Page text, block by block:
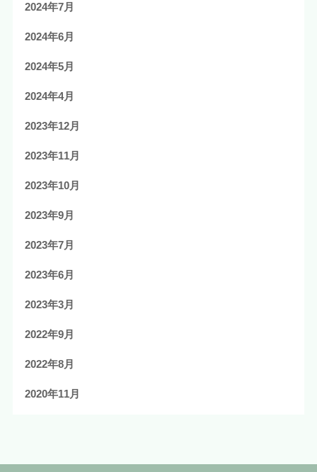
2024年7月
2024年6月
2024年5月
2024年4月
2023年12月
2023年11月
2023年10月
2023年9月
2023年7月
2023年6月
2023年3月
2022年9月
2022年8月
2020年11月